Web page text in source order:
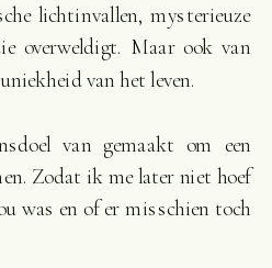
lichtinvallen, mysterieuze
overweldigt. Maar ook van
van het leven.
van gemaakt om een
Zodat ik me later niet hoef
was en of er misschien toch